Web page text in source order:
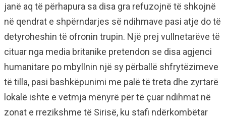
janë aq të përhapura sa disa gra refuzojnë të shkojnë
në qendrat e shpërndarjes së ndihmave pasi atje do të
detyroheshin të ofronin trupin. Një prej vullnetarëve të
cituar nga media britanike pretendon se disa agjenci
humanitare po mbyllnin një sy përballë shfrytëzimeve
të tilla, pasi bashkëpunimi me palë të treta dhe zyrtarë
lokalë ishte e vetmja mënyrë për të çuar ndihmat në
zonat e rrezikshme të Sirisë, ku stafi ndërkombëtar